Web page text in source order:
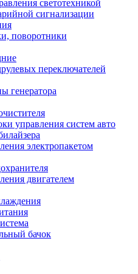
светотехникой
сигнализации
поворотники
переключателей
генератора
управления систем авто
электропакетом
двигателем
бачок